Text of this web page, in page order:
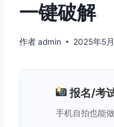
一键破解
作者admin 2025年5
报名/考
手机自拍也能